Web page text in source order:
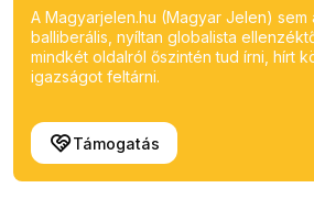
A Magyarjelen.hu (Magyar Jelen) sem
balliberális, nyíltan globalista
mindkét oldalról őszintén tud írni, hírt
igazságot feltárni.
Támogatás